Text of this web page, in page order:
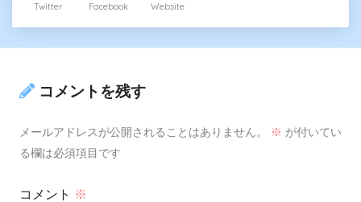
Twitter Facebook Website
コメントを残す
メールアドレスが公開されることはありません。 ※ が付いてい
る欄は必須項目です
コメント ※